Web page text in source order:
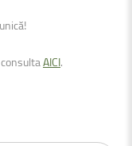
AICI.